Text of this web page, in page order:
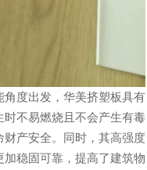
度出发，华美挤塑板具有
不易燃烧且不会产生有毒
产安全。同时，其高强度
稳固可靠，提高了建筑物